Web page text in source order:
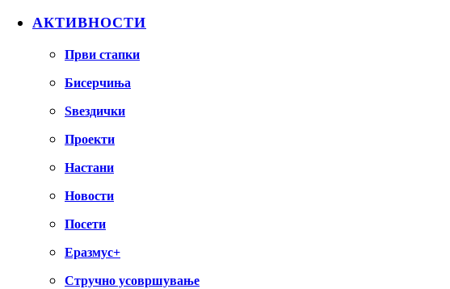
АКТИВНОСТИ
Први стапки
Бисерчиња
Ѕвездички
Проекти
Настани
Новости
Посети
Еразмус+
Стручно усовршување